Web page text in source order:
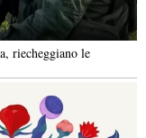
riecheggiano le